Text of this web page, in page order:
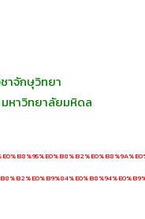
าจักษุวิทยา
หาวิทยาลัยมหิดล